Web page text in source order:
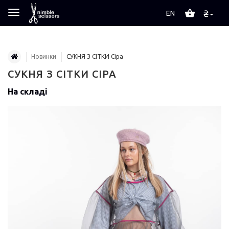
₴
EN
Новинки СУКНЯ З СІТКИ Сіра
СУКНЯ З СІТКИ СІРА
На складі